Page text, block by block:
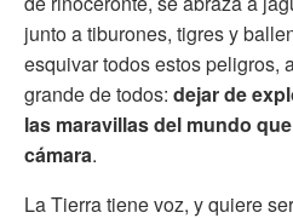
junto a tiburones, tigres y
esquivar todos estos peligros,
grande de todos: dejar de
las maravillas del mundo
cámara.
La Tierra tiene voz, y quiere